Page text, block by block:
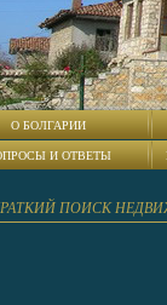
О БОЛГАРИИ
И ОТВЕТЫ
ПОИСК